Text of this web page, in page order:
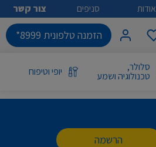
אודות סניפים צור קשר
הזמנה טלפונית 8999*
סלולר,
טכנולוגיה ושמע יופי וטיפוח
הרשמה